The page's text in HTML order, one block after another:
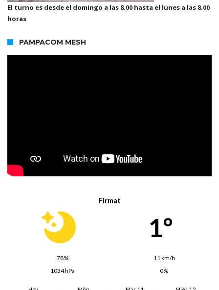
El turno es desde el domingo a las 8.00 hasta el lunes a las 8.00
horas
PAMPACOM MESH
Firmat
1º
78%
11 km/h
1034 hPa
0%